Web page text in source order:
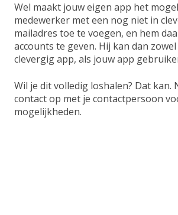
Wel maakt jouw eigen app het
medewerker met een nog niet in
mailadres toe te voegen, en hem
accounts te geven. Hij kan dan
clevergig app, als jouw app
Wil je dit volledig loshalen? Dat kan.
contact op met je contactpersoon
mogelijkheden.